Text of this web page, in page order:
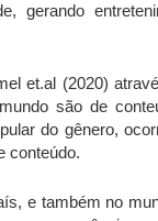
gerando
et.al (2020)
são de
do gênero,
conteúdo.
e também no